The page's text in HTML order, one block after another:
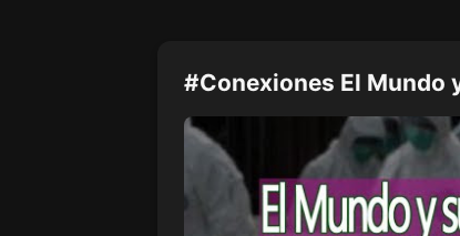
#Conexiones El Mundo